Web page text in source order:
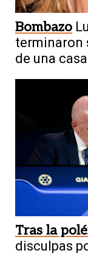
Bombazo
terminaron
de una casa
Tras la
disculpas